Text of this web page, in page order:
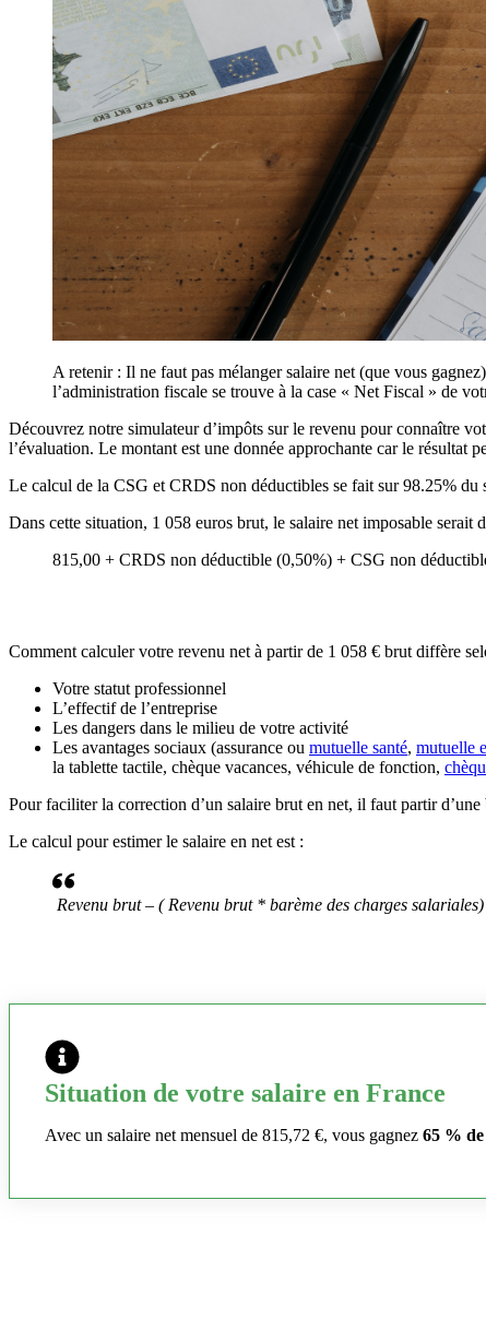
A retenir : Il ne faut pas mélanger salaire net (que vous
l’administration fiscale se trouve à la case « Net Fiscal » de
Découvrez notre simulateur d’impôts sur le revenu pour connaître
l’évaluation. Le montant est une donnée approchante car le résultat
Le calcul de la CSG et CRDS non déductibles se fait sur 98.25% du
Dans cette situation, 1 058 euros brut, le salaire net imposable
815,00 + CRDS non déductible (0,50%) + CSG non
Comment calculer votre revenu net à partir de 1 058 € brut diffère
Votre statut professionnel
L’effectif de l’entreprise
Les dangers dans le milieu de votre activité
Les avantages sociaux (assurance ou mutuelle santé, mutuelle
la tablette tactile, chèque vacances, véhicule de fonction,
Pour faciliter la correction d’un salaire brut en net, il faut partir
Le calcul pour estimer le salaire en net est :
Revenu brut – ( Revenu brut * barème des charges salariales)
Situation de votre salaire en France
Avec un salaire net mensuel de 815,72 €, vous gagnez 65 %